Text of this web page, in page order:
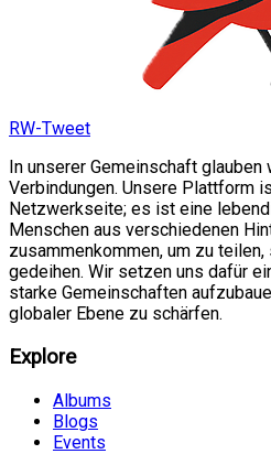
RW-Tweet
In unserer Gemeinschaft glauben
Verbindungen. Unsere Plattform
Netzwerkseite; es ist eine
Menschen aus verschiedenen
zusammenkommen, um zu
gedeihen. Wir setzen uns dafür
starke Gemeinschaften
globaler Ebene zu schärfen.
Explore
Albums
Blogs
Events